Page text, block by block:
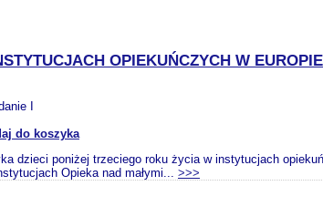
OPIEKUŃCZYCH W EUROPIE
I
do koszyka
dzieci poniżej trzeciego roku życia w instytucjach
Opieka nad małymi... >>>